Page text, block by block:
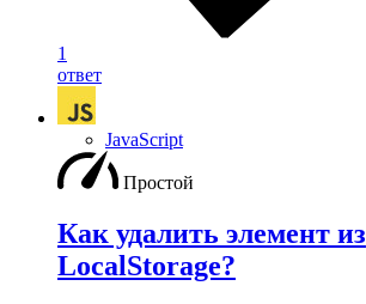
1
ответ
JavaScript
Простой
Как удалить элемент из
LocalStorage?